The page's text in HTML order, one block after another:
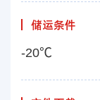
储运条件
-20℃